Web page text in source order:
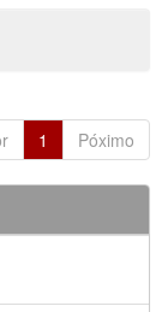
1 Póximo